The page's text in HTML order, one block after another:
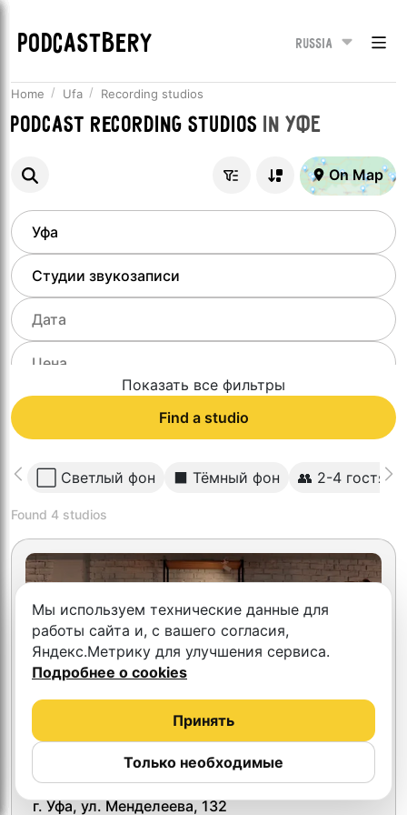
PODCASTBERY Russia
Home Ufa Recording studios
Podcast recording studios inУфе
On Map
Показать все фильтры
Find a studio
⬜️ Светлый фон ⬛️ Тёмный фон 👥 2-4 гостя
Found 4 studios
ВидеоТочка 4.3
г. Уфа, ул. Менделеева, 132
Мы используем технические данные для
работы сайта и, с вашего согласия,
Яндекс.Метрику для улучшения сервиса.
Подробнее о cookies
Только необходимые
Принять